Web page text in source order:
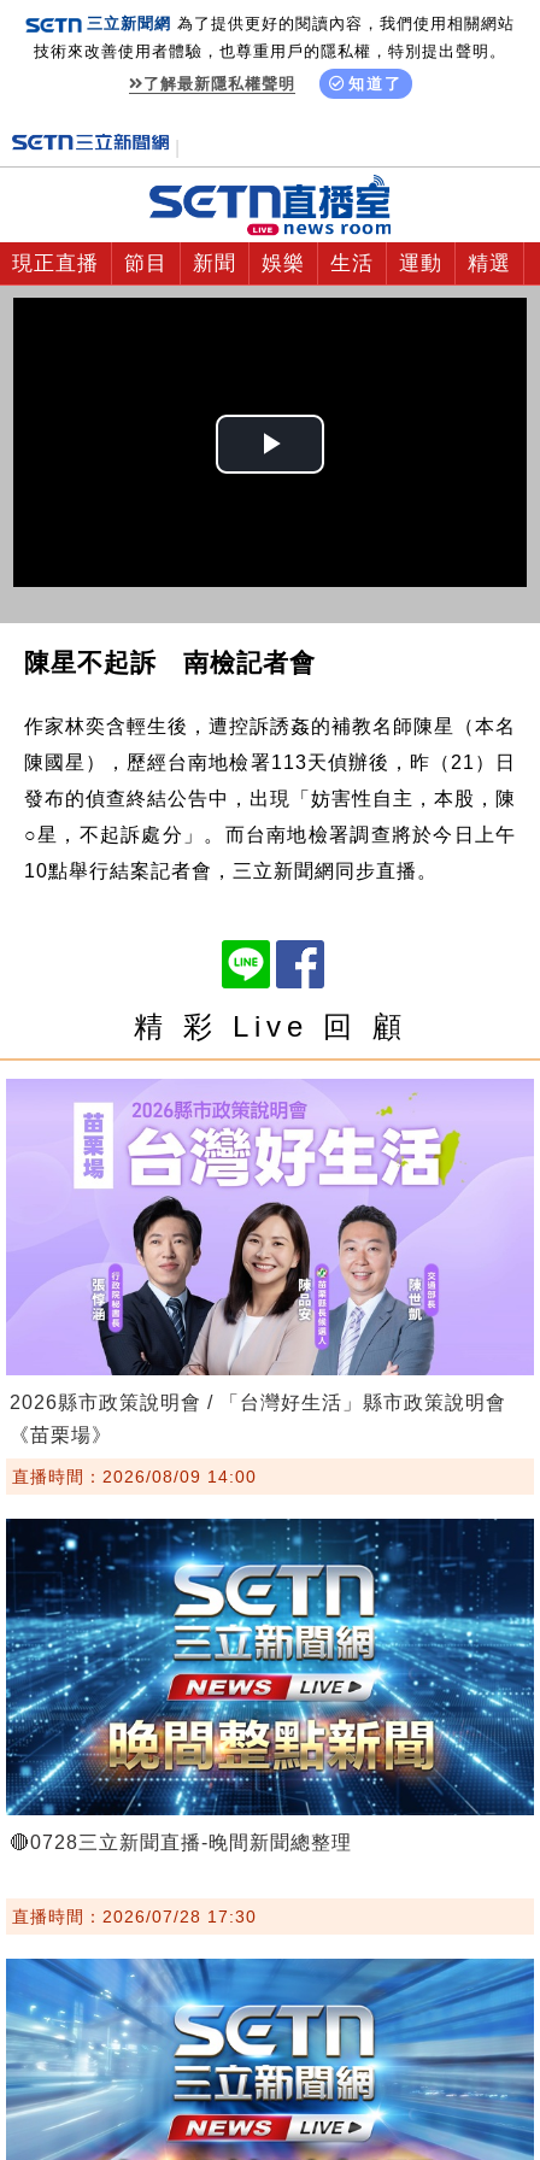
三立新聞網 為了提供更好的閱讀內容，我們使用相關網站
技術來改善使用者體驗，也尊重用戶的隱私權，特別提出聲明。
了解最新隱私權聲明
知道了
現正直播 節目 新聞 娛樂 生活 運動 精選
Play
陳星不起訴 南檢記者會
作家林奕含輕生後，遭控訴誘姦的補教名師陳星（本名
陳國星），歷經台南地檢署113天偵辦後，昨（21）日
發布的偵查終結公告中，出現「妨害性自主，本股，陳
○星，不起訴處分」。而台南地檢署調查將於今日上午
10點舉行結案記者會，三立新聞網同步直播。
精 彩 Live 回 顧
2026縣市政策說明會 / 「台灣好生活」縣市政策說明會
《苗栗場》
直播時間：2026/08/09 14:00
🔴0728三立新聞直播-晚間新聞總整理
直播時間：2026/07/28 17:30